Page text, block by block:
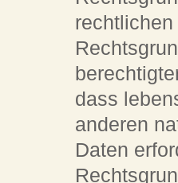
dass
anderen
Daten